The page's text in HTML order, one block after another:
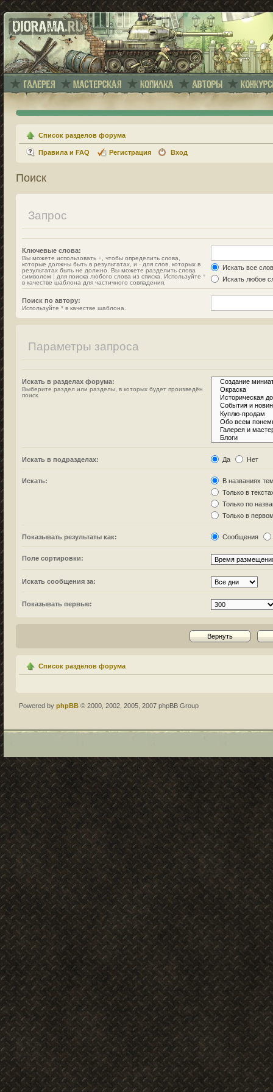
Список разделов форума
Правила и FAQ Регистрация Вход
Поиск
Запрос
Ключевые слова:
Вы можете использовать + , чтобы определить слова,
которые должны быть в результатах, и - для слов, которых в
результатах быть не должно. Вы можете разделить слова
символом | для поиска любого слова из списка. Используйте *
в качестве шаблона для частичного совпадения.
Искать все
Искать любое
Поиск по автору:
Используйте * в качестве шаблона.
Параметры запроса
Искать в разделах форума:
Выберите раздел или разделы, в которых будет произведён
поиск.
Искать в подразделах: Да Нет
Искать:
В названиях
Только в
Только по
Только в
Показывать результаты как: Сообщения
Поле сортировки:
Искать сообщения за:
Показывать первые:
Список разделов форума
Powered by phpBB © 2000, 2002, 2005, 2007 phpBB Group